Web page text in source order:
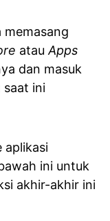
memasang
atau Apps
dan masuk
saat ini
aplikasi
ini untuk
akhir-akhir ini